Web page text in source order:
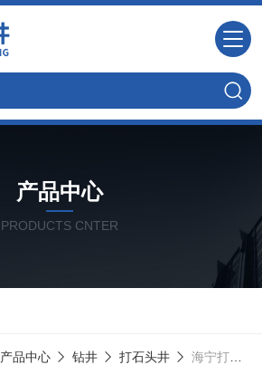
产品中心
PRODUCTS CNTER
产品中心 钻井 打石头井 海宁打井，气钻岩石井，出水量更大